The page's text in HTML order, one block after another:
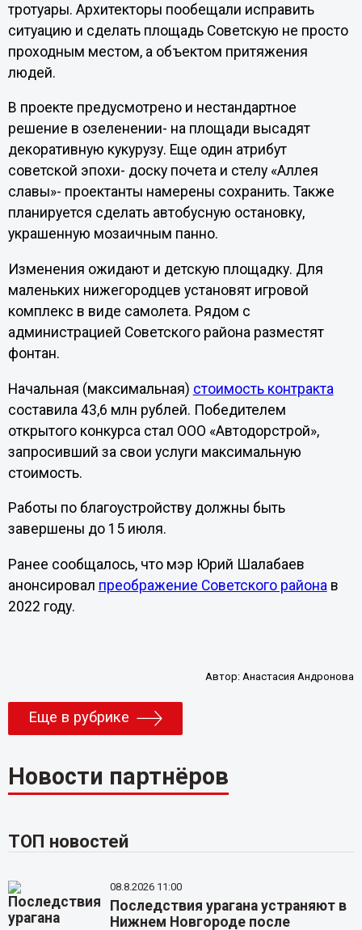
тротуары. Архитекторы пообещали исправить
ситуацию и сделать площадь Советскую не просто
проходным местом, а объектом притяжения
людей.
В проекте предусмотрено и нестандартное
решение в озеленении- на площади высадят
декоративную кукурузу. Еще один атрибут
советской эпохи- доску почета и стелу «Аллея
славы»- проектанты намерены сохранить. Также
планируется сделать автобусную остановку,
украшенную мозаичным панно.
Изменения ожидают и детскую площадку. Для
маленьких нижегородцев установят игровой
комплекс в виде самолета. Рядом с
администрацией Советского района разместят
фонтан.
Начальная (максимальная) стоимость контракта
составила 43,6 млн рублей. Победителем
открытого конкурса стал ООО «Автодорстрой»,
запросивший за свои услуги максимальную
стоимость.
Работы по благоустройству должны быть
завершены до 15 июля.
Ранее сообщалось, что мэр Юрий Шалабаев
анонсировал преображение Советского района в
2022 году.
Автор: Анастасия Андронова
Еще в рубрике
Новости партнёров
ТОП новостей
08.8.2026 11:00
Последствия урагана устраняют в
Нижнем Новгороде после